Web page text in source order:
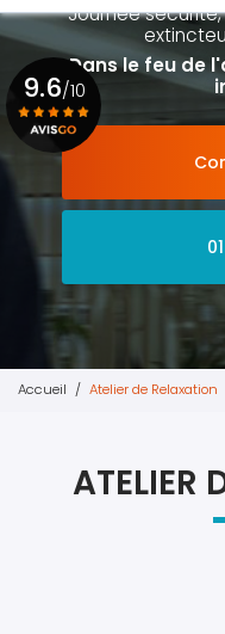
Journée
Dans le feu de
9.6/10
Voir le certificat
Accueil Atelier de Relaxation
ATELIER